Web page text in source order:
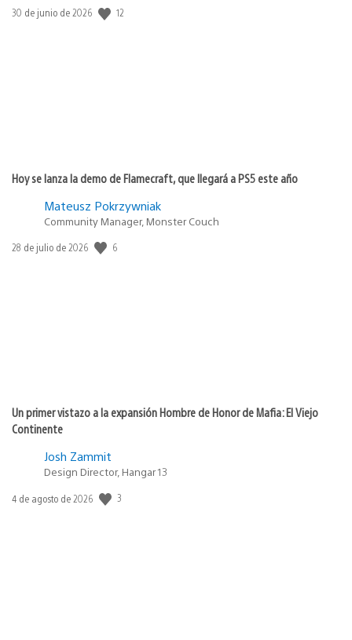
Fecha
30 de junio de 2026 12
Hoy se lanza la demo de Flamecraft, que llegará a PS5 este año
Mateusz Pokrzywniak
Community Manager, Monster Couch
Fecha
28 de julio de 2026 6
Un primer vistazo a la expansión Hombre de Honor de Mafia: El Viejo
Continente
Josh Zammit
Design Director, Hangar 13
Fecha
4 de agosto de 2026 3